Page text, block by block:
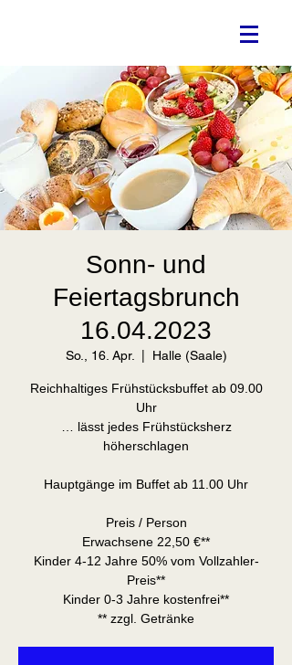
Sonn- und
Feiertagsbrunch
16.04.2023
So., 16. Apr. Halle (Saale)
Reichhaltiges Frühstücksbuffet ab 09.00
Uhr
… lässt jedes Frühstücksherz
höherschlagen
Hauptgänge im Buffet ab 11.00 Uhr
Preis / Person
Erwachsene 22,50 €**
Kinder 4-12 Jahre 50% vom Vollzahler-
Preis**
Kinder 0-3 Jahre kostenfrei**
** zzgl. Getränke